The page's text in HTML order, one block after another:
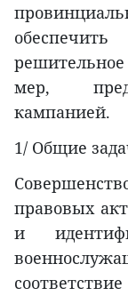
мер,
кампанией.
1/ Общие
правовых
и